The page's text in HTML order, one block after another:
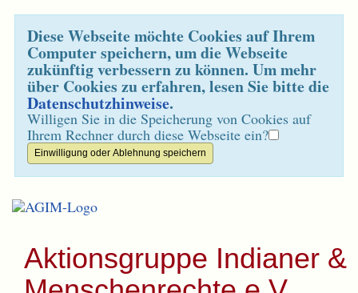
Diese Webseite möchte Cookies auf Ihrem
Computer speichern, um die Webseite
zukünftig verbessern zu können. Um mehr
über Cookies zu erfahren, lesen Sie bitte die
Datenschutzhinweise.
Willigen Sie in die Speicherung von Cookies auf
Ihrem Rechner durch diese Webseite ein?
Aktionsgruppe Indianer &